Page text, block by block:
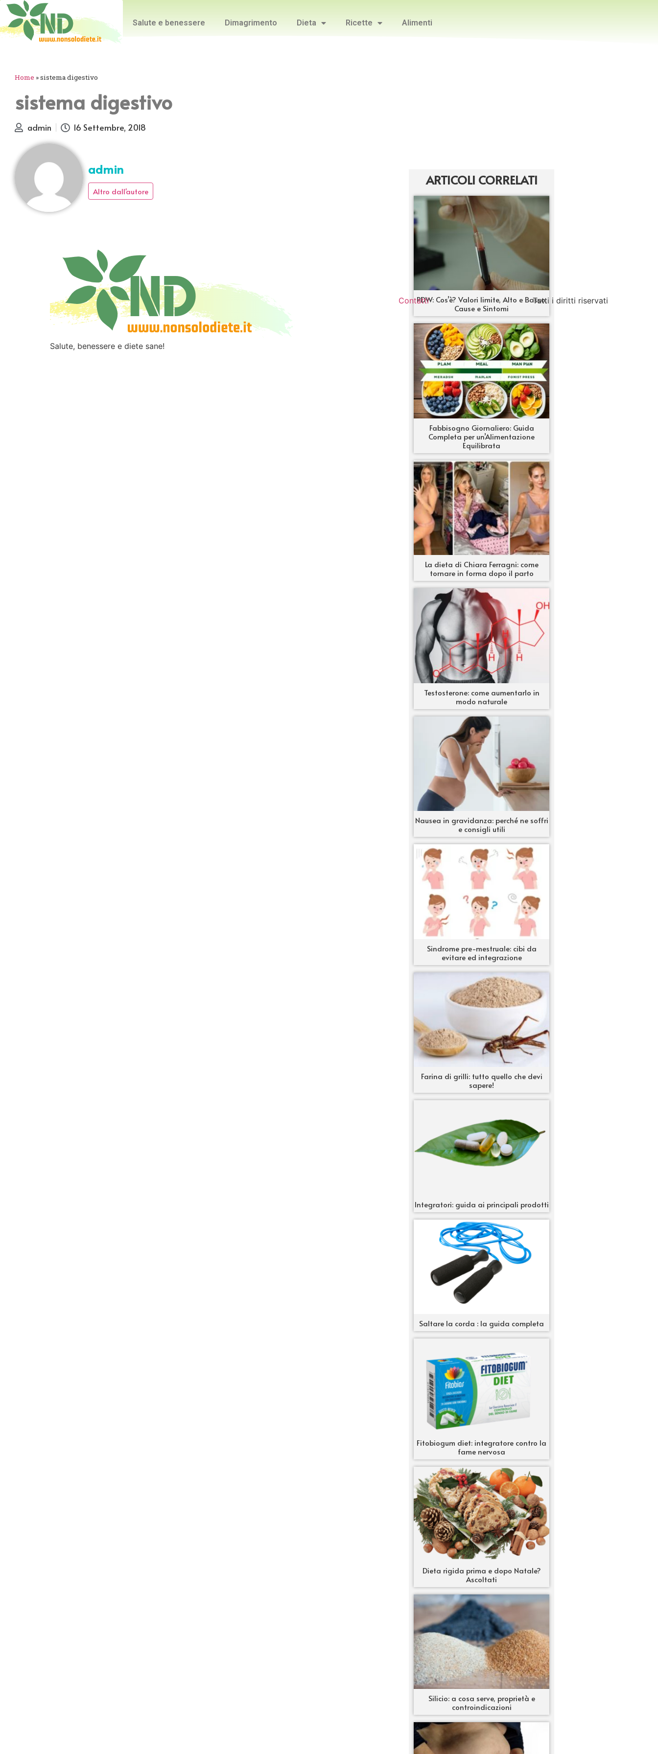
Salute e benessere Dimagrimento Dieta Ricette Alimenti
Home »sistema digestivo
sistema digestivo
admin 16 Settembre, 2018
admin
Altro dall'autore
ARTICOLI CORRELATI
PDW: Cos’è? Valori limite, Alto e Basso,
Cause e Sintomi
Fabbisogno Giornaliero: Guida
Completa per un’Alimentazione
Equilibrata
La dieta di Chiara Ferragni: come
tornare in forma dopo il parto
Testosterone: come aumentarlo in
modo naturale
Nausea in gravidanza: perché ne soffri
e consigli utili
Sindrome pre-mestruale: cibi da
evitare ed integrazione
Farina di grilli: tutto quello che devi
sapere!
Integratori: guida ai principali prodotti
Saltare la corda : la guida completa
Fitobiogum diet: integratore contro la
fame nervosa
Dieta rigida prima e dopo Natale?
Ascoltati
Silicio: a cosa serve, proprietà e
controindicazioni
Salute, benessere e diete sane!
Contatti Tutti i diritti riservati